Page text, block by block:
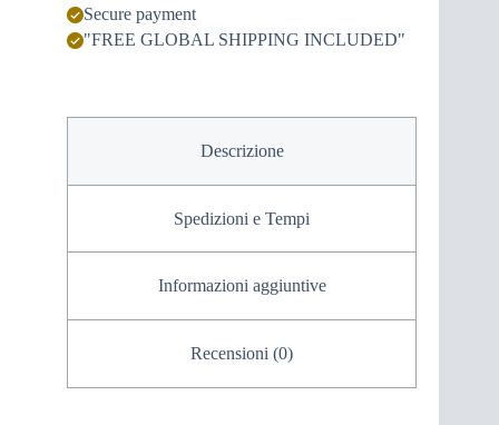
Secure payment
"FREE GLOBAL SHIPPING INCLUDED"
Descrizione
Spedizioni e Tempi
Informazioni aggiuntive
Recensioni (0)